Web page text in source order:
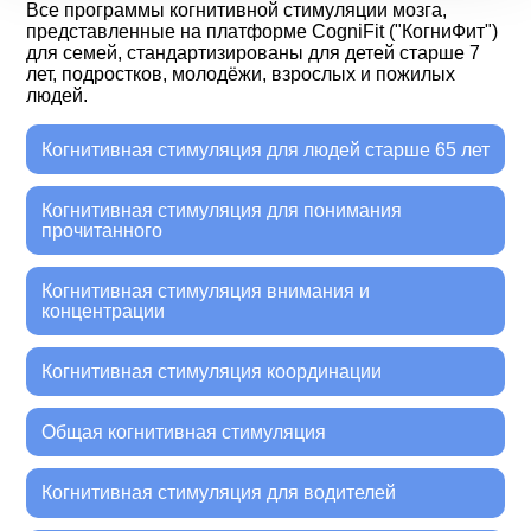
Все программы когнитивной стимуляции мозга,
представленные на платформе CogniFit ("КогниФит")
для семей, стандартизированы для детей старше 7
лет, подростков, молодёжи, взрослых и пожилых
людей.
Когнитивная стимуляция для людей старше 65 лет
Когнитивная стимуляция для понимания
прочитанного
Когнитивная стимуляция внимания и
концентрации
Когнитивная стимуляция координации
Общая когнитивная стимуляция
Когнитивная стимуляция для водителей